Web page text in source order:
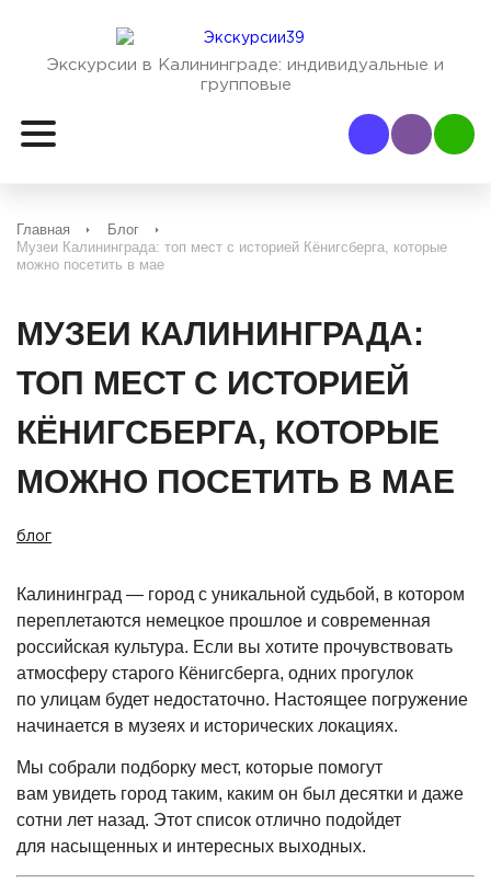
Экскурсии в Калининграде: индивидуальные и
групповые
Наш Viber
Наш
Главная
Блог
Музеи Калининграда: топ мест с историей Кёнигсберга, которые
можно посетить в мае
МУЗЕИ КАЛИНИНГРАДА:
ТОП МЕСТ С ИСТОРИЕЙ
КЁНИГСБЕРГА, КОТОРЫЕ
МОЖНО ПОСЕТИТЬ В МАЕ
блог
Калининград — город с уникальной судьбой, в котором
переплетаются немецкое прошлое и современная
российская культура. Если вы хотите прочувствовать
атмосферу старого Кёнигсберга, одних прогулок
по улицам будет недостаточно. Настоящее погружение
начинается в музеях и исторических локациях.
Мы собрали подборку мест, которые помогут
вам увидеть город таким, каким он был десятки и даже
сотни лет назад. Этот список отлично подойдет
для насыщенных и интересных выходных.